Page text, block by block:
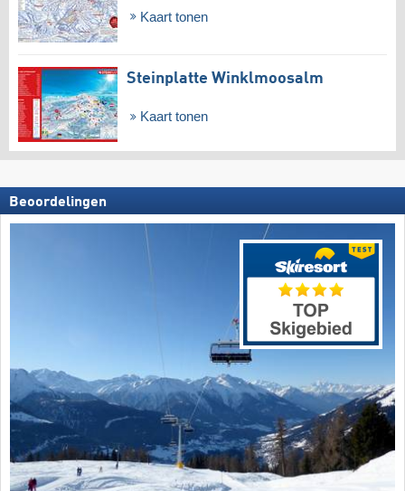
Kaart tonen
Steinplatte Winklmoosalm
Kaart tonen
Beoordelingen